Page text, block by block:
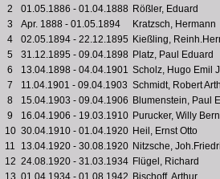
2
01.05.1886 - 01.04.1888 Rößler, Eduard
3
Apr. 1888 - 01.05.1894
Kratzsch, Hermann
4
02.05.1894 - 22.12.1895 Kießling,
5
31.12.1895 - 09.04.1898 Platz, Paul Eduard
6
13.04.1898 - 04.04.1901 Scholz, Hugo Emil
7
11.04.1901 - 09.04.1903 Schmidt, Robert
8
15.04.1903 - 09.04.1906 Blumenstein, Paul
9
16.04.1906 - 19.03.1910 Purucker, Willy
10 30.04.1910 - 01.04.1920 Heil, Ernst Otto
11
13.04.1920 - 30.08.1920 Nitzsche,
12 24.08.1920 - 31.03.1934 Flügel, Richard
13 01.04.1934 - 01.08.1942 Bischoff, Arthur